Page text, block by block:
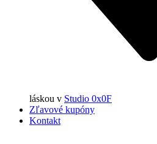
láskou v Studio 0x0F
Zľavové kupóny
Kontakt